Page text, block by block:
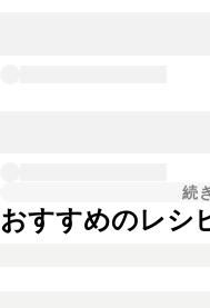
続
おすすめのレシ